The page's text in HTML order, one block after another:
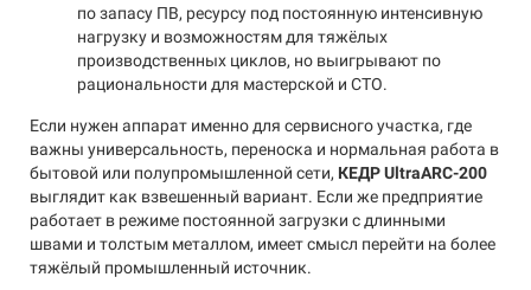
по запасу ПВ, ресурсу под постоянную интенсивную
нагрузку и возможностям для тяжёлых
производственных циклов, но выигрывают по
рациональности для мастерской и СТО.
Если нужен аппарат именно для сервисного участка, где
важны универсальность, переноска и нормальная работа в
бытовой или полупромышленной сети, КЕДР UltraARC-200
выглядит как взвешенный вариант. Если же предприятие
работает в режиме постоянной загрузки с длинными
швами и толстым металлом, имеет смысл перейти на более
тяжёлый промышленный источник.